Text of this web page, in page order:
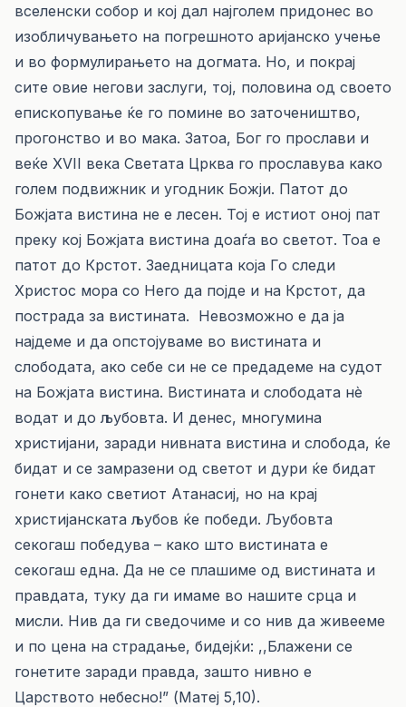
вселенски собор и кој дал најголем придонес во
изобличувањето на погрешното аријанско учење
и во формулирањето на догмата. Но, и покрај
сите овие негови заслуги, тој, половина од своето
епископување ќе го помине во заточеништво,
прогонство и во мака. Затоа, Бог го прослави и
веќе XVII века Светата Црква го прославува како
голем подвижник и угодник Божји. Патот до
Божјата вистина не е лесен. Тој е истиот оној пат
преку кој Божјата вистина доаѓа во светот. Тоа е
патот до Крстот. Заедницата која Го следи
Христос мора со Него да појде и на Крстот, да
пострада за вистината. Невозможно е да ја
најдеме и да опстојуваме во вистината и
слободата, ако себе си не се предадеме на судот
на Божјата вистина. Вистината и слободата нè
водат и до љубовта. И денес, многумина
христијани, заради нивната вистина и слобода, ќе
бидат и се замразени од светот и дури ќе бидат
гонети како светиот Атанасиј, но на крај
христијанската љубов ќе победи. Љубовта
секогаш победува – како што вистината е
секогаш една. Да не се плашиме од вистината и
правдата, туку да ги имаме во нашите срца и
мисли. Нив да ги сведочиме и со нив да живееме
и по цена на страдање, бидејќи: ,,Блажени се
гонетите заради правда, зашто нивно е
Царството небесно!” (Матеј 5,10).